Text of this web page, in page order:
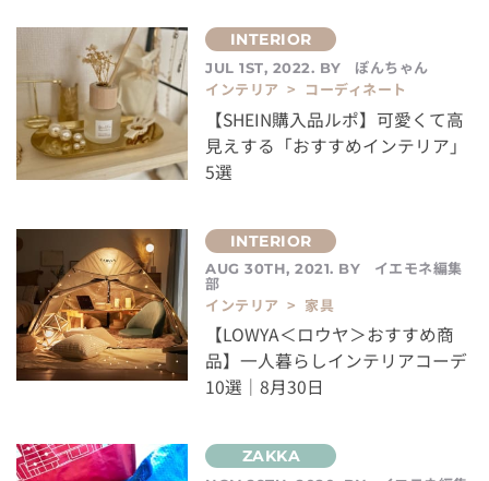
JUL 1ST, 2022. BY
ぽんちゃん
インテリア > コーディネート
【SHEIN購入品ルポ】可愛くて高
見えする「おすすめインテリア」
5選
AUG 30TH, 2021. BY イエモネ編集
部
インテリア > 家具
【LOWYA＜ロウヤ＞おすすめ商
品】一人暮らしインテリアコーデ
10選｜8月30日